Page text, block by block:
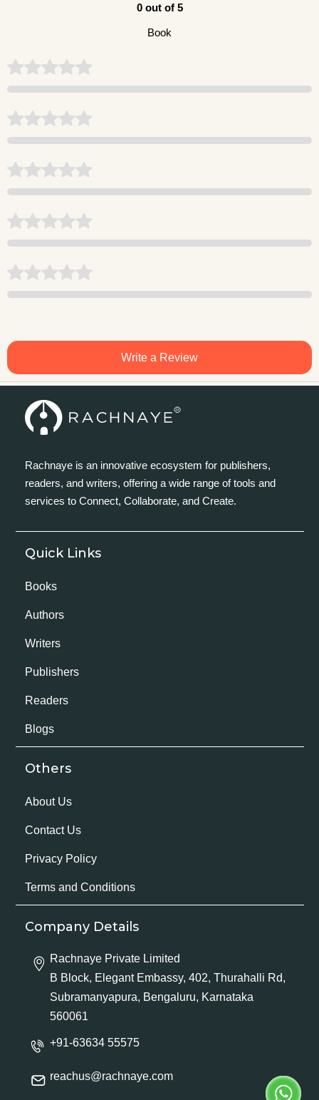
0 out of 5
Book
Write a Review
Rachnaye is an innovative ecosystem for publishers,
readers, and writers, offering a wide range of tools and
services to Connect, Collaborate, and Create.
Quick Links
Books
Authors
Writers
Publishers
Readers
Blogs
Others
About Us
Contact Us
Privacy Policy
Terms and Conditions
Company Details
Rachnaye Private Limited
B Block, Elegant Embassy, 402, Thurahalli Rd,
Subramanyapura, Bengaluru, Karnataka
560061
+91-63634 55575
reachus@rachnaye.com